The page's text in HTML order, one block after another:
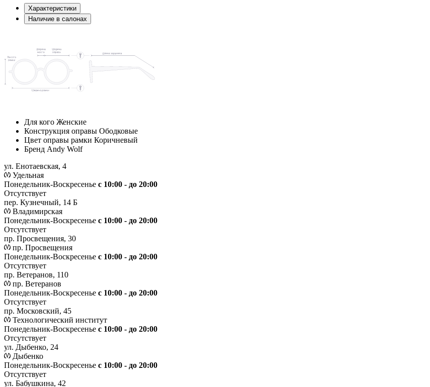
Характеристики
Наличие в салонах
Для кого Женские
Конструкция оправы Ободковые
Цвет оправы рамки Коричневый
Бренд Andy Wolf
ул. Енотаевская, 4
Удельная
Понедельник-Воскресенье с 10:00 - до 20:00
Отсутствует
пер. Кузнечный, 14 Б
Владимирская
Понедельник-Воскресенье с 10:00 - до 20:00
Отсутствует
пр. Просвещения, 30
пр. Просвещения
Понедельник-Воскресенье c 10:00 - до 20:00
Отсутствует
пр. Ветеранов, 110
пр. Ветеранов
Понедельник-Воскресенье с 10:00 - до 20:00
Отсутствует
пр. Московский, 45
Технологический институт
Понедельник-Воскресенье с 10:00 - до 20:00
Отсутствует
ул. Дыбенко, 24
Дыбенко
Понедельник-Воскресенье с 10:00 - до 20:00
Отсутствует
ул. Бабушкина, 42